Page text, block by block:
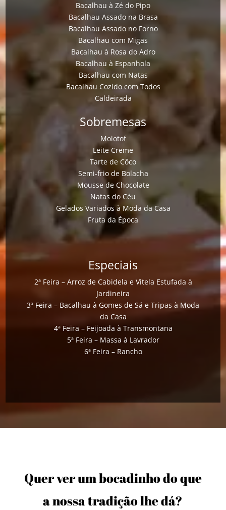
Bacalhau à Zé do Pipo
Bacalhau Assado na Brasa
Bacalhau Assado no Forno
Bacalhau com Migas
Bacalhau à Rosa do Adro
Bacalhau à Espanhola
Bacalhau com Natas
Bacalhau Cozido com Todos
Caldeirada
Sobremesas
Molotof
Leite Creme
Tarte de Côco
Semi-frio de Bolacha
Mousse de Chocolate
Natas do Céu
Gelados Variados à Moda da Casa
Fruta da Época
Especiais
2ª Feira – Arroz de Cabidela e Vitela Estufada à
Jardineira
3ª Feira – Bacalhau à Gomes de Sá e Tripas à Moda
da Casa
4ª Feira – Feijoada à Transmontana
5ª Feira – Massa à Lavrador
6ª Feira – Rancho
Quer ver um bocadinho do que
a nossa tradição lhe dá?